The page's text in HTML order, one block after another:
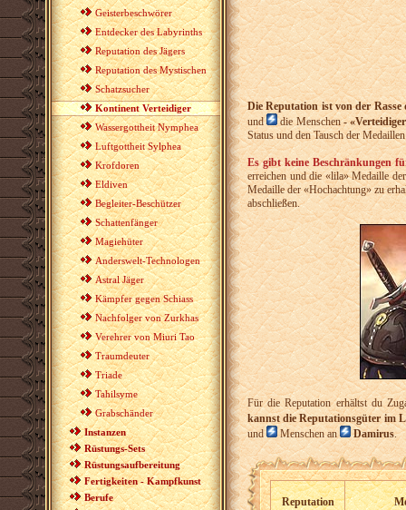
Geisterbeschwörer
Entdecker des Labyrinths
Reputation des Jägers
Reputation des Mystischen
Schatzsucher
Kontinent Verteidiger
Wassergottheit Nymphea
Luftgottheit Sylphea
Krofdoren
Eldiven
Begleiter-Beschützer
Schattenfänger
Magiehüter
Anderswelt-Technologen
Astral Jäger
Kämpfer gegen Schiass
Nachfolger von Zurkhas
Verehrer von Miuri Tao
Traumdeuter
Triade
Tahilsyme
Grabschänder
Instanzen
Rüstungs-Sets
Rüstungsaufbereitung
Fertigkeiten - Kampfkunst
Berufe
Die Reputation ist von der
und
die Menschen-«
Status und den Tausch der
Es gibt keine Beschränkungen
erreichen und die «lila» Medaille
Medaille der «Hochachtung» zu
abschließen.
Für die Reputation erhältst du
kannst die Reputationsgüter im
und
Menschen an Damirus.
Reputation